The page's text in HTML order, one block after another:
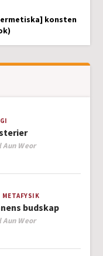
konsten
Aun Weor
METAFYSIK
budskap
Aun Weor